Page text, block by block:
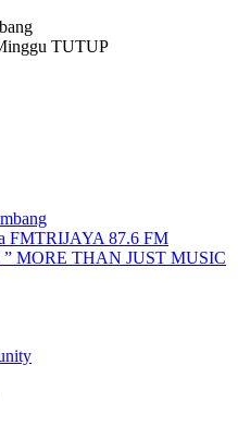
TUTUP
TRIJAYA 87.6 FM
MORE THAN JUST MUSIC